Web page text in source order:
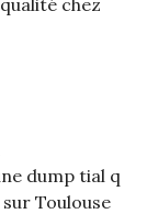
dump tial q
Toulouse